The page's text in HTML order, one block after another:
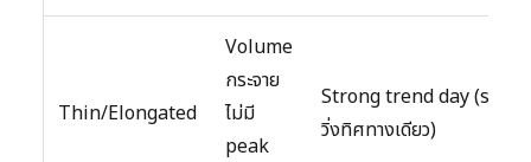
Thin/Elongated
Volume
กระจาย
ไม่มี
peak
Strong trend day (ราคา
วิ่งทิศทางเดียว)